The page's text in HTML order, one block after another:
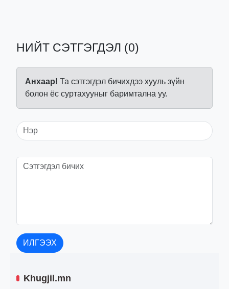
НИЙТ СЭТГЭГДЭЛ (0)
Анхаар! Та сэтгэгдэл бичихдээ хууль зүйн
болон ёс суртахууныг баримтална уу.
ИЛГЭЭХ
Khugjil.mn